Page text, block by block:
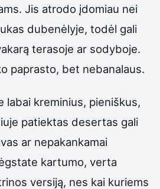
Jis atrodo įdomiau nei
dubenėlyje, todėl gali
terasoje ar sodyboje.
paprasto, bet nebanalaus.
labai kreminius, pieniškus,
patiektas desertas gali
ar nepakankamai
kartumo, verta
versiją, nes kai kuriems